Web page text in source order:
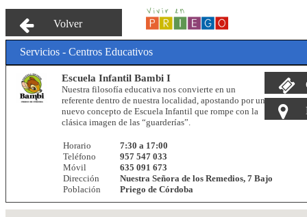
Volver
Servicios - Centros Educativos
Escuela Infantil Bambi I
Nuestra filosofía educativa nos convierte en un
referente dentro de nuestra localidad, apostando por un
nuevo concepto de Escuela Infantil que rompe con la
clásica imagen de las “guarderías”.
Horario
7:30 a 17:00
Teléfono
957 547 033
Móvil
635 091 673
Dirección
Nuestra Señora de los Remedios, 7 Bajo
Población
Priego de Córdoba